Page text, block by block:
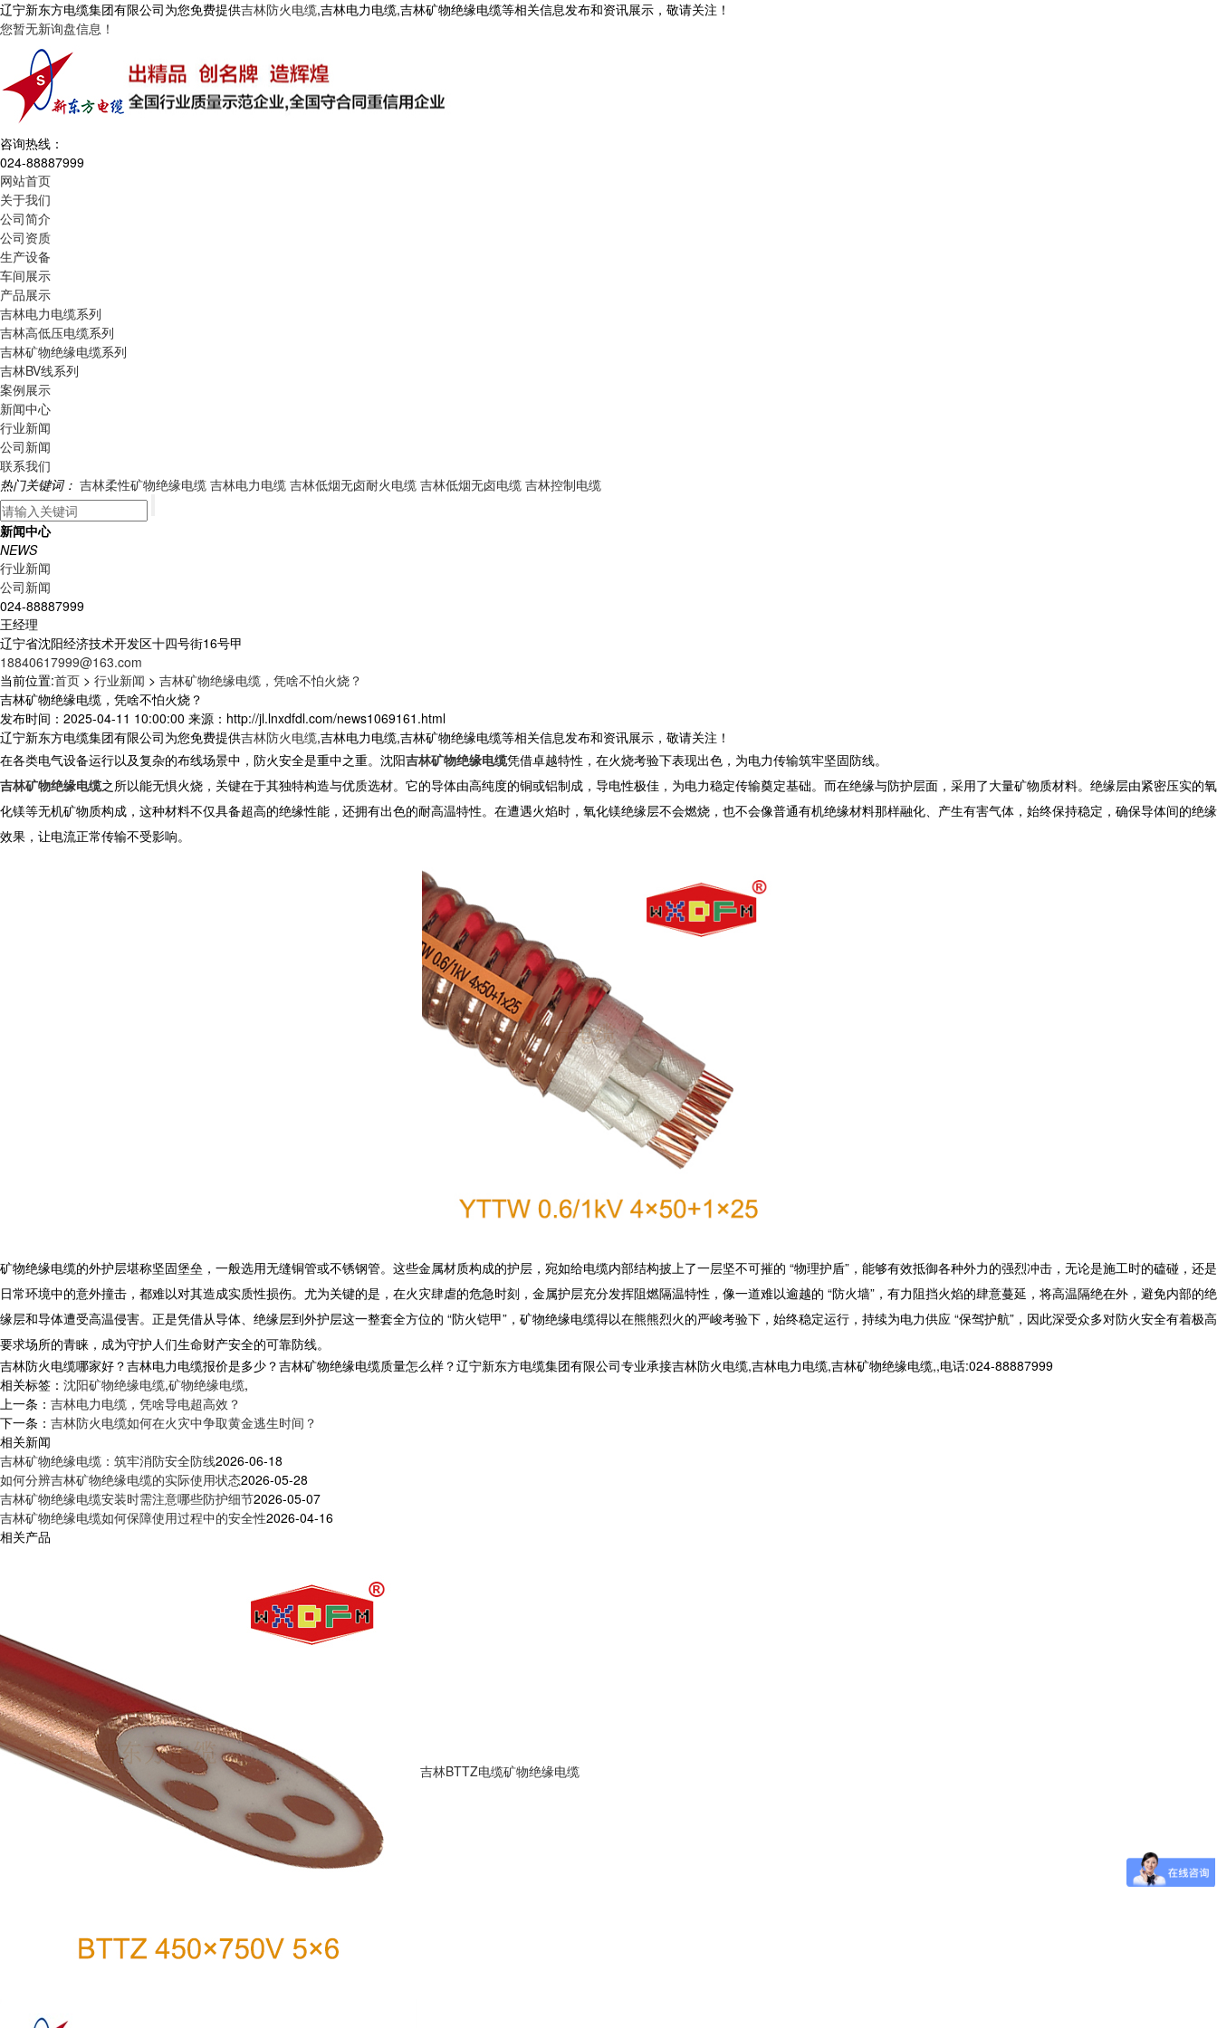
辽宁新东方电缆集团有限公司为您免费提供吉林防火电缆,吉林电力电缆,吉林矿物绝缘电缆等相关信息发布和资讯展示，敬请关注！
您暂无新询盘信息！
咨询热线：
024-88887999
网站首页
关于我们
公司简介
公司资质
生产设备
车间展示
产品展示
吉林电力电缆系列
吉林高低压电缆系列
吉林矿物绝缘电缆系列
吉林BV线系列
案例展示
新闻中心
行业新闻
公司新闻
联系我们
热门关键词： 吉林柔性矿物绝缘电缆 吉林电力电缆 吉林低烟无卤耐火电缆 吉林低烟无卤电缆 吉林控制电缆
新闻中心
NEWS
行业新闻
公司新闻
024-88887999
王经理
辽宁省沈阳经济技术开发区十四号街16号甲
18840617999@163.com
当前位置:首页 > 行业新闻 > 吉林矿物绝缘电缆，凭啥不怕火烧？
吉林矿物绝缘电缆，凭啥不怕火烧？
发布时间：2025-04-11 10:00:00 来源：http://jl.lnxdfdl.com/news1069161.html
辽宁新东方电缆集团有限公司为您免费提供吉林防火电缆,吉林电力电缆,吉林矿物绝缘电缆等相关信息发布和资讯展示，敬请关注！
在各类电气设备运行以及复杂的布线场景中，防火安全是重中之重。 沈阳吉林矿物绝缘电缆凭借卓越特性，在火烧考验下表现出色，为电力传输筑牢坚固防线。​
吉林矿物绝缘电缆之所以能无惧火烧，关键在于其独特构造与优质选材。它的导体由高纯度的铜或铝制成，导电性极佳，为电力稳定传输奠定基础。而在绝缘与防护层面，采用了大量矿物质材料。绝缘层由紧密压实的氧
化镁等无机矿物质构成，这种材料不仅具备超高的绝缘性能，还拥有出色的耐高温特性。在遭遇火焰时，氧化镁绝缘层不会燃烧，也不会像普通有机绝缘材料那样融化、产生有害气体，始终保持稳定，确保导体间的绝缘
效果，让电流正常传输不受影响。
矿物绝缘电缆的外护层堪称坚固堡垒，一般选用无缝铜管或不锈钢管。这些金属材质构成的护层，宛如给电缆内部结构披上了一层坚不可摧的 “物理护盾”，能够有效抵御各种外力的强烈冲击，无论是施工时的磕碰，还是
日常环境中的意外撞击，都难以对其造成实质性损伤。尤为关键的是，在火灾肆虐的危急时刻，金属护层充分发挥阻燃隔温特性，像一道难以逾越的 “防火墙”，有力阻挡火焰的肆意蔓延，将高温隔绝在外，避免内部的绝
缘层和导体遭受高温侵害。正是凭借从导体、绝缘层到外护层这一整套全方位的 “防火铠甲”， 矿物绝缘电缆得以在熊熊烈火的严峻考验下，始终稳定运行，持续为电力供应 “保驾护航”，因此深受众多对防火安全有着极高
要求场所的青睐，成为守护人们生命财产安全的可靠防线。
吉林防火电缆哪家好？吉林电力电缆报价是多少？吉林矿物绝缘电缆质量怎么样？辽宁新东方电缆集团有限公司专业承接吉林防火电缆,吉林电力电缆,吉林矿物绝缘电缆,,电话:024-88887999
相关标签： 沈阳矿物绝缘电缆,矿物绝缘电缆,
上一条： 吉林电力电缆，凭啥导电超高效？
下一条： 吉林防火电缆如何在火灾中争取黄金逃生时间？
相关新闻
吉林矿物绝缘电缆：筑牢消防安全防线2026-06-18
如何分辨吉林矿物绝缘电缆的实际使用状态2026-05-28
吉林矿物绝缘电缆安装时需注意哪些防护细节2026-05-07
吉林矿物绝缘电缆如何保障使用过程中的安全性2026-04-16
相关产品
吉林BTTZ电缆矿物绝缘电缆